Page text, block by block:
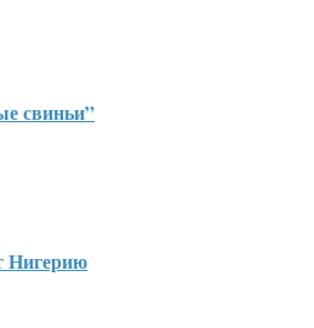
свиньи”
Нигерию